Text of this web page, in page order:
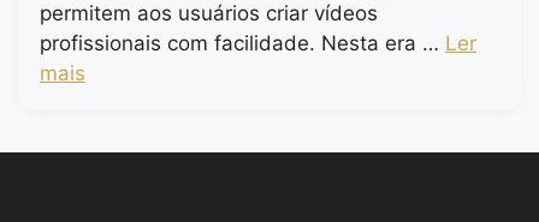
permitem aos usuários criar vídeos
profissionais com facilidade. Nesta era … Ler
mais